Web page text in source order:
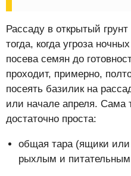
Рассаду в открытый
тогда, когда угроза
посева семян до
проходит, примерно,
посеять базилик на
или начале апреля. Сама
достаточно проста:
общая тара (ящики или
рыхлым и питательным